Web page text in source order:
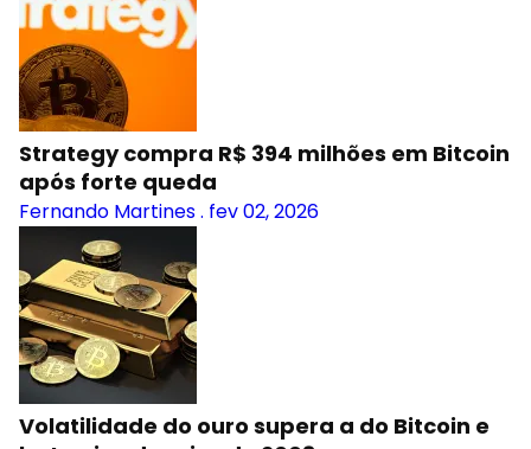
Strategy compra R$ 394 milhões em Bitcoin
após forte queda
Fernando Martines. fev 02, 2026
Volatilidade do ouro supera a do Bitcoin e